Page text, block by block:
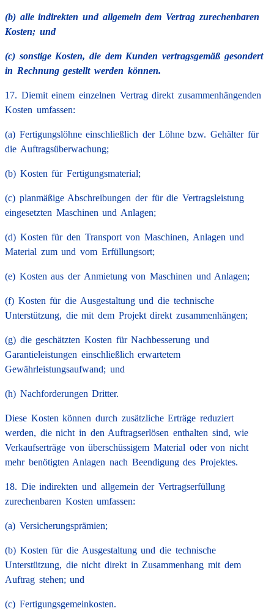
(b) alle indirekten und allgemein dem Vertrag zurechenbaren
Kosten; und
(c) sonstige Kosten, die dem Kunden vertragsgemäß gesondert
in Rechnung gestellt werden können.
17. Diemit einem einzelnen Vertrag direkt zusammenhängenden
Kosten umfassen:
(a) Fertigungslöhne einschließlich der Löhne bzw. Gehälter für
die Auftragsüberwachung;
(b) Kosten für Fertigungsmaterial;
(c) planmäßige Abschreibungen der für die Vertragsleistung
eingesetzten Maschinen und Anlagen;
(d) Kosten für den Transport von Maschinen, Anlagen und
Material zum und vom Erfüllungsort;
(e) Kosten aus der Anmietung von Maschinen und Anlagen;
(f) Kosten für die Ausgestaltung und die technische
Unterstützung, die mit dem Projekt direkt zusammenhängen;
(g) die geschätzten Kosten für Nachbesserung und
Garantieleistungen einschließlich erwartetem
Gewährleistungsaufwand; und
(h) Nachforderungen Dritter.
Diese Kosten können durch zusätzliche Erträge reduziert
werden, die nicht in den Auftragserlösen enthalten sind, wie
Verkaufserträge von überschüssigem Material oder von nicht
mehr benötigten Anlagen nach Beendigung des Projektes.
18. Die indirekten und allgemein der Vertragserfüllung
zurechenbaren Kosten umfassen:
(a) Versicherungsprämien;
(b) Kosten für die Ausgestaltung und die technische
Unterstützung, die nicht direkt in Zusammenhang mit dem
Auftrag stehen; und
(c) Fertigungsgemeinkosten.